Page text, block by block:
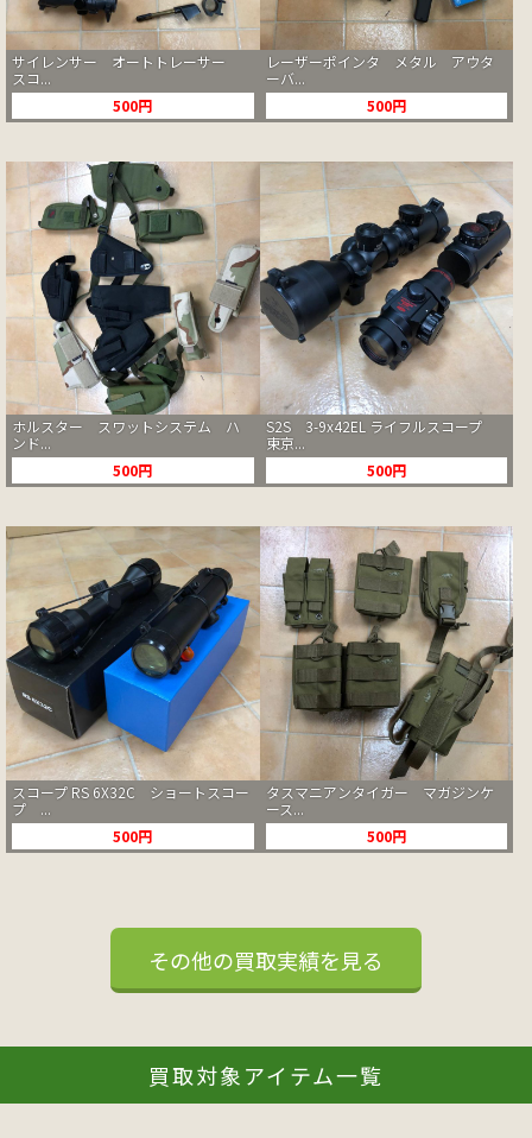
サイレンサー オートトレーサー
スコ...
500円
レーザーポインタ メタル アウタ
ーバ...
500円
ホルスター スワットシステム ハ
ンド...
500円
S2S 3-9x42EL ライフルスコープ
東京...
500円
スコープ RS 6X32C ショートスコー
プ ...
500円
タスマニアンタイガー マガジンケ
ース...
500円
その他の買取実績を見る
買取対象アイテム一覧